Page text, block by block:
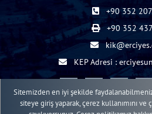
+90 352
+90 352
KEP Adresi :
Sitemizden en iyi şekilde
siteye giriş yaparak, çerez kullanımını